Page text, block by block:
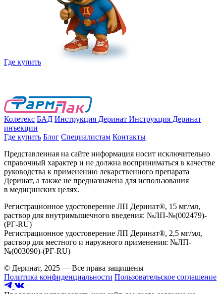
Где купить
Колетекс БАД Инструкция Деринат Инструкция Деринат
инъекции
Где купить Блог Специалистам Контакты
Представленная на сайте информация носит исключительно
справочный характер и не должна восприниматься в качестве
руководства к применению лекарственного препарата
Деринат, а также не предназначена для использования
в медицинских целях.
Регистрационное удостоверение ЛП Деринат®, 15 мг/мл,
раствор для внутримышечного введения: №ЛП-№(002479)-
(РГ-RU)
Регистрационное удостоверение ЛП Деринат®, 2,5 мг/мл,
раствор для местного и наружного применения: №ЛП-
№(003090)-(РГ-RU)
© Деринат, 2025 — Все права защищены
Политика конфиденциальности Пользовательское соглашение